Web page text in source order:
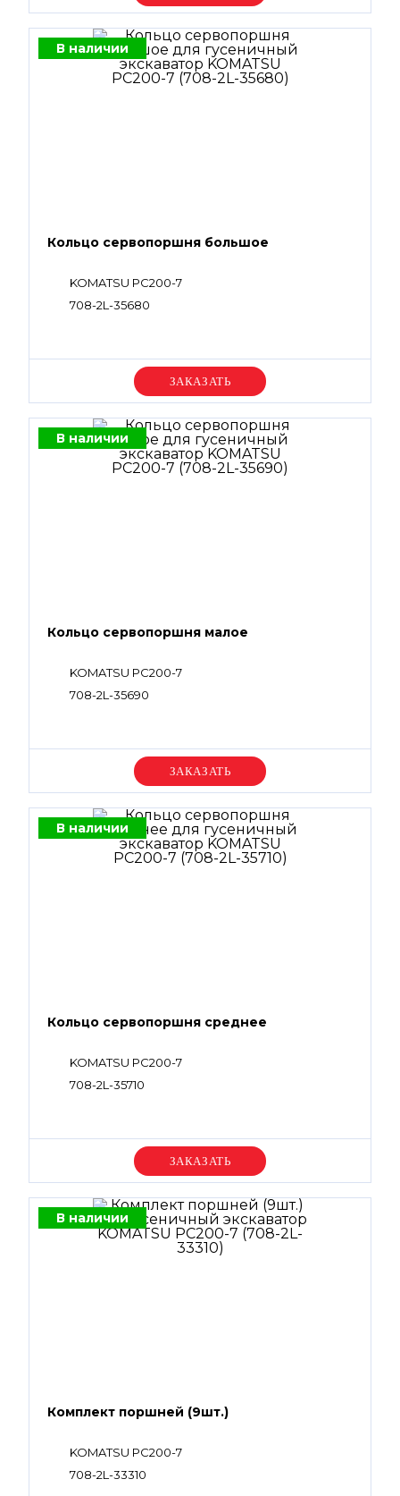
В наличии
Кольцо сервопоршня большое
KOMATSU PC200-7
708-2L-35680
Уточняйте цену
В наличии
Кольцо сервопоршня малое
KOMATSU PC200-7
708-2L-35690
Уточняйте цену
В наличии
Кольцо сервопоршня среднее
KOMATSU PC200-7
708-2L-35710
Уточняйте цену
В наличии
Комплект поршней (9шт.)
KOMATSU PC200-7
708-2L-33310